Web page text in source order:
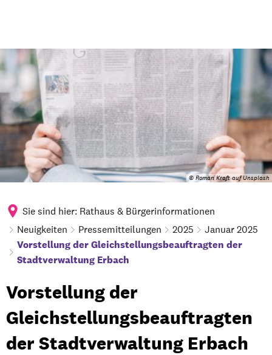
© Roman Kraft auf Unsplash
Sie sind hier: Rathaus & Bürgerinformationen
Neuigkeiten
Pressemitteilungen 2025 Januar 2025
Vorstellung der Gleichstellungsbeauftragten der
Stadtverwaltung Erbach
Vorstellung der
Gleichstellungsbeauftragten
der Stadtverwaltung Erbach